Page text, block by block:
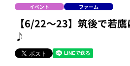
イベント ファーム
【6/22～23】筑後で若
♪